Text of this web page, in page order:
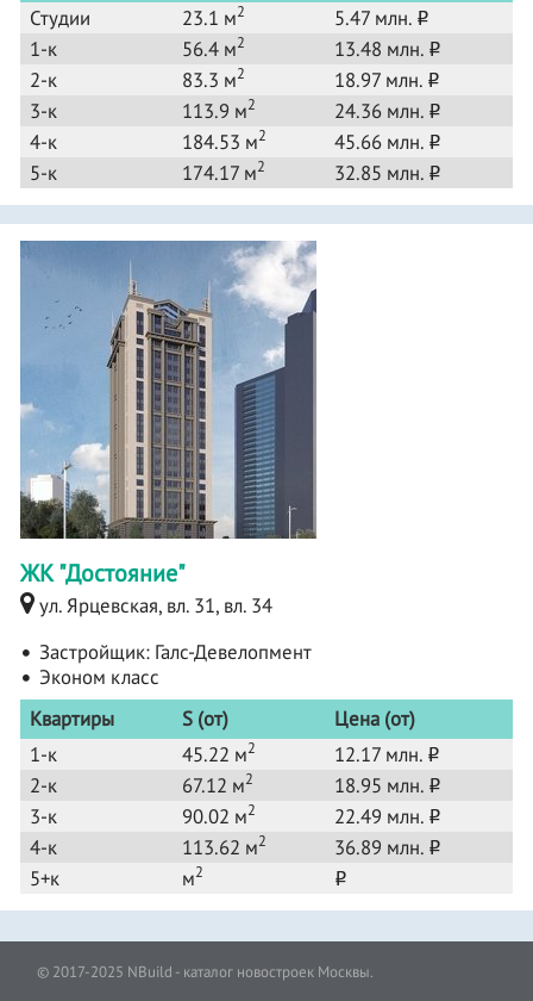
Студии
23.1 м2 5.47 млн. o
1-к 56.4 м2 13.48 млн. o
2-к 83.3 м2 18.97 млн. o
3-к 113.9 м2 24.36 млн. o
4-к 184.53 м2 45.66 млн. o
5-к 174.17 м2 32.85 млн. o
ЖК "Достояние"
ул. Ярцевская, вл. 31, вл. 34
Застройщик: Галс-Девелопмент
Эконом класс
Квартиры
S (от)
Цена (от)
1-к
45.22 м2 12.17 млн. o
2-к 67.12 м2 18.95 млн. o
3-к 90.02 м2 22.49 млн. o
4-к 113.62 м2 36.89 млн. o
5+к м2 o
© 2017-2025 NBuild - каталог новостроек Москвы.